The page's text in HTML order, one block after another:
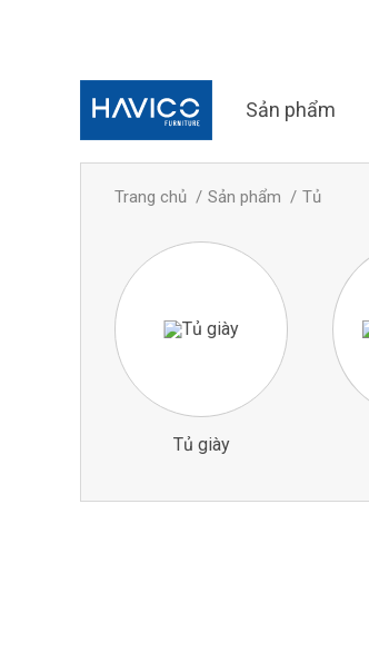
Sản phẩm
Trang chủ Sản phẩm Tủ
Tủ giày